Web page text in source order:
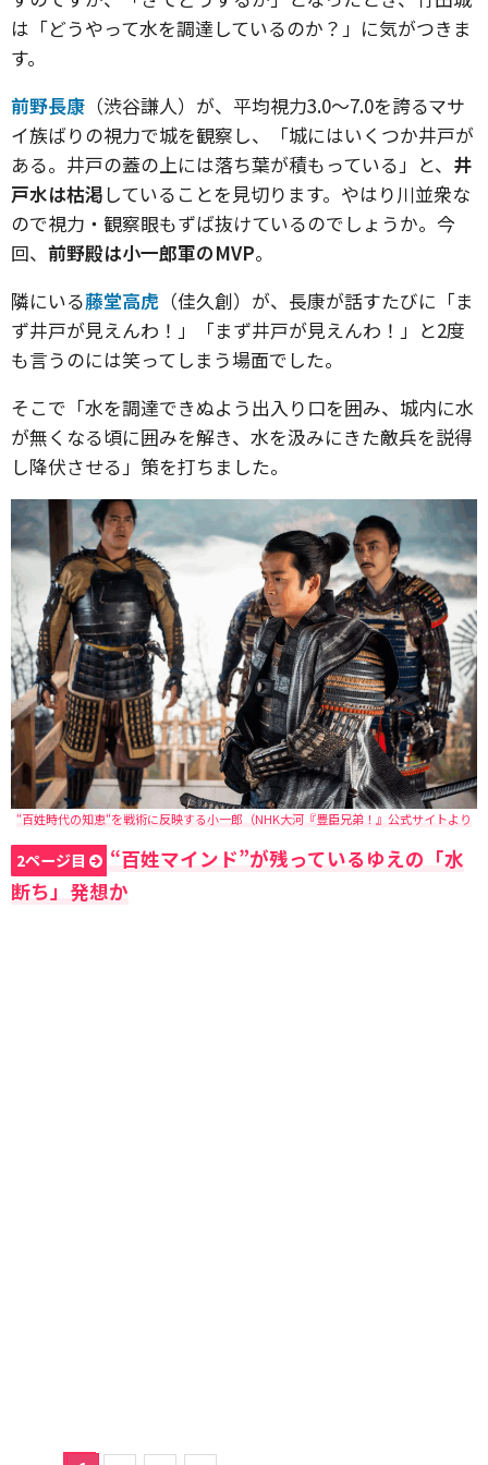
は「どうやって水を調達しているのか？」に気がつきま
す。
前野長康 （渋谷謙人）が、平均視力3.0〜7.0を誇るマサ
イ族ばりの視力で城を観察し、「城にはいくつか井戸が
ある。井戸の蓋の上には落ち葉が積もっている」と、 井
戸水は枯渇 していることを見切ります。やはり川並衆な
ので視力・観察眼もずば抜けているのでしょうか。今
回、 前野殿は小一郎軍のMVP。
隣にいる藤堂高虎 （佳久創）が、長康が話すたびに「ま
ず井戸が見えんわ！」「まず井戸が見えんわ！」と2度
も言うのには笑ってしまう場面でした。
そこで「水を調達できぬよう出入り口を囲み、城内に水
が無くなる頃に囲みを解き、水を汲みにきた敵兵を説得
し降伏させる」策を打ちました。
“百姓時代の知恵“を戦術に反映する小一郎（NHK大河『豊臣兄弟！』公式サイトより
2ページ目
“百姓マインド”が残っているゆえの「水
断ち」発想か